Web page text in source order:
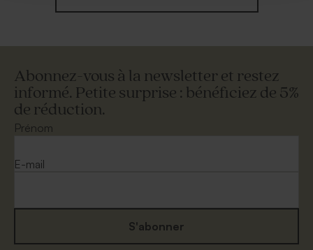
Abonnez-vous à la newsletter et restez
informé. Petite surprise : bénéficiez de 5%
de réduction.
Prénom
E-mail
S'abonner